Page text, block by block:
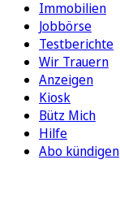
Immobilien
Jobbörse
Testberichte
Wir Trauern
Anzeigen
Kiosk
Bütz Mich
Hilfe
Abo kündigen